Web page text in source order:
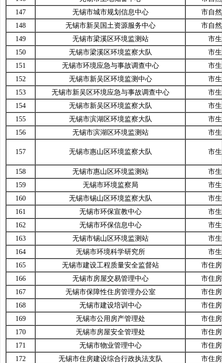
147
无锡市城市规划信息中心
市自
148
无锡市新吴国土资源服务中心
市自
149
无锡市梁溪区环境监测站
市
150
无锡市梁溪区环境监察大队
市
151
无锡市环境应急与事故调查中心
市
152
无锡市新吴区环境监测中心
市
153
无锡市新吴区环境应急与事故调查中心
市
154
无锡市新吴区环境监察大队
市
155
无锡市滨湖区环境监察大队
市
156
无锡市滨湖区环境监测站 市
157 无锡市惠山区环境监察大队 市
158 无锡市惠山区环境监测站
市
159
无锡市环境监察局
市
160
无锡市锡山区环境监察大队
市
161
无锡市环保宣教中心
市
162
无锡市环保信息中心
市
163
无锡市锡山区环境监测站
市
164
无锡市环境科学研究所
市
165
无锡市建设工程质量安全监督站
市住
166
无锡市房屋交易管理中心
市住
167
无锡市保障性住房管理办公室
市住
168
无锡市建设培训中心
市住
169
无锡市公用房产管理处
市住
170
无锡市房屋安全管理处
市住
171
无锡市物业管理中心
市住
172
无锡市住房建设综合行政执法支队
市住